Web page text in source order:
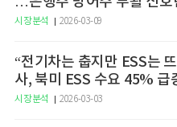
시장분석 2026-03-09
“전기차는 춥지만 ESS는
사, 북미 ESS 수요 45% 급
시장분석 2026-03-03